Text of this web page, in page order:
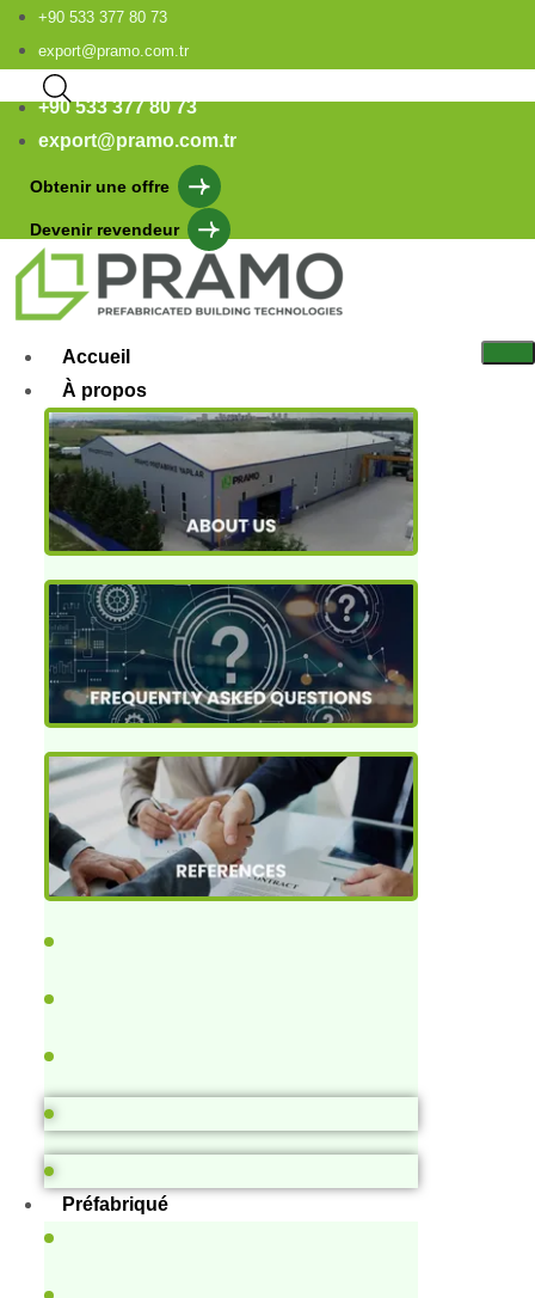
+90 533 377 80 73
export@pramo.com.tr
+90 533 377 80 73
export@pramo.com.tr
Obtenir une offre
Devenir revendeur
Accueil
À propos
Préfabriqué